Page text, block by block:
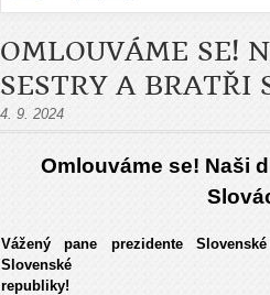
OMLOUVÁME SE!
SESTRY A BRATŘI
4. 9. 2024
Omlouváme se! Naši
Vážený pane prezidente
Slovenské
republiky!